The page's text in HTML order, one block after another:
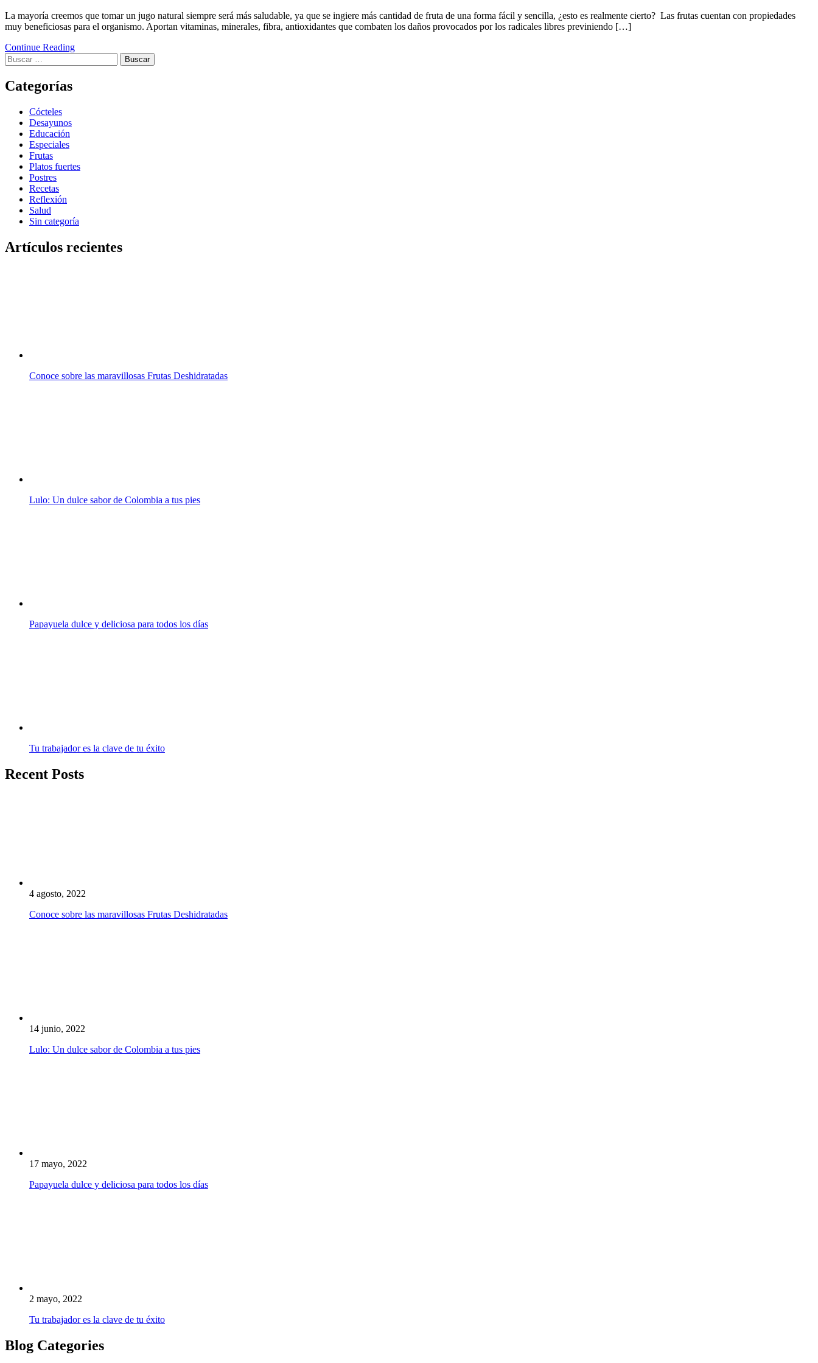
La mayoría creemos que tomar un jugo natural siempre será más saludable, ya que se ingiere más cantidad de fruta de una forma fácil y sencilla, ¿esto es realmente cierto? Las frutas cuentan con propiedades
muy beneficiosas para el organismo. Aportan vitaminas, minerales, fibra, antioxidantes que combaten los daños provocados por los radicales libres previniendo […]
Continue Reading
Categorías
Cócteles
Desayunos
Educación
Especiales
Frutas
Platos fuertes
Postres
Recetas
Reflexión
Salud
Sin categoría
Artículos recientes
Conoce sobre las maravillosas Frutas Deshidratadas
Lulo: Un dulce sabor de Colombia a tus pies
Papayuela dulce y deliciosa para todos los días
Tu trabajador es la clave de tu éxito
Recent Posts
4 agosto, 2022
Conoce sobre las maravillosas Frutas Deshidratadas
14 junio, 2022
Lulo: Un dulce sabor de Colombia a tus pies
17 mayo, 2022
Papayuela dulce y deliciosa para todos los días
2 mayo, 2022
Tu trabajador es la clave de tu éxito
Blog Categories